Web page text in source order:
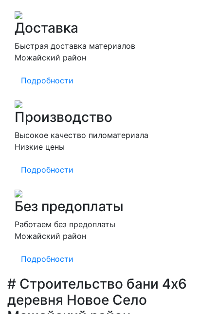
Доставка
Быстрая доставка материалов
Можайский район
Подробности
Производство
Высокое качество пиломатериала
Низкие цены
Подробности
Без предоплаты
Работаем без предоплаты
Можайский район
Подробности
# Строительство бани 4х6
деревня Новое Село